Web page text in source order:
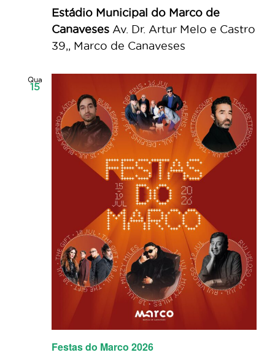
Estádio Municipal do Marco de
Canaveses Av. Dr. Artur Melo e Castro
39,, Marco de Canaveses
Qua
15
Festas do Marco 2026